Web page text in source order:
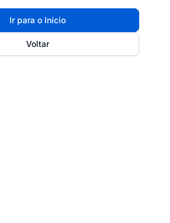
Ir para o Início
Voltar